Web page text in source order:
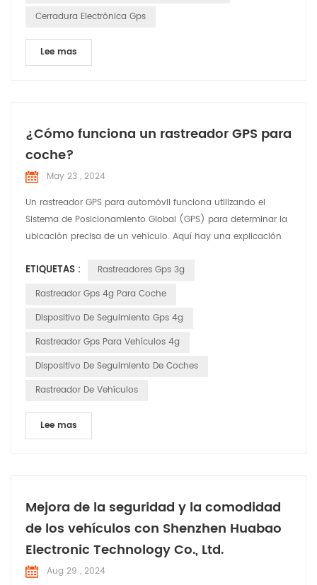
Cerradura Electrónica Gps
Lee mas
¿Cómo funciona un rastreador GPS para
coche?
May 23 , 2024
Un rastreador GPS para automóvil funciona utilizando el
Sistema de Posicionamiento Global (GPS) para determinar la
ubicación precisa de un vehículo. Aquí hay una explicación
en una red de satélites que orbitan la Tierra. Estos satélites
transmiten continuamente señales que incluyen su ubicación
ETIQUETAS :
Rastreadores Gps 3g
Rastreador Gps 4g Para Coche
Dispositivo De Seguimiento Gps 4g
Rastreador Gps Para Vehículos 4g
Dispositivo De Seguimiento De Coches
Rastreador De Vehículos
Lee mas
Mejora de la seguridad y la comodidad
de los vehículos con Shenzhen Huabao
Electronic Technology Co., Ltd.
Aug 29 , 2024